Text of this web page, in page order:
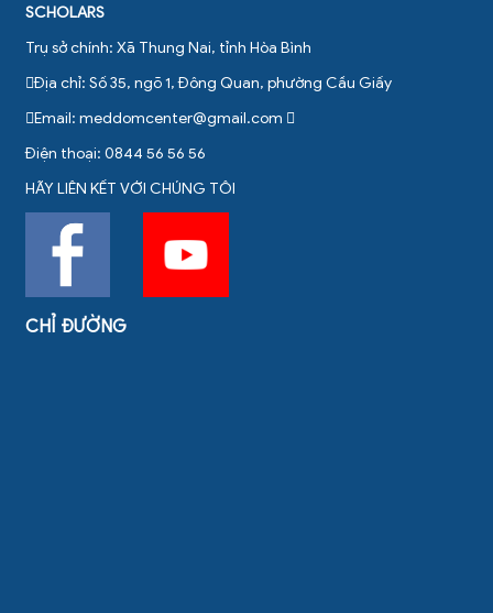
SCHOLARS
Trụ sở chính: Xã Thung Nai, tỉnh Hòa Bình
Địa chỉ: Số 35, ngõ 1, Đông Quan, phường Cầu Giấy
Email: meddomcenter@gmail.com
Điện thoại: 0844 56 56 56
HÃY LIÊN KẾT VỚI CHÚNG TÔI
CHỈ ĐƯỜNG